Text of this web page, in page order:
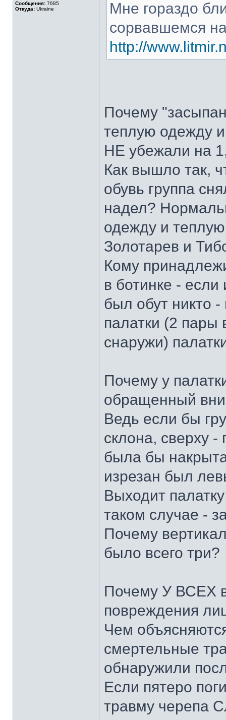
Сообщения: 7685
Откуда: Ukraine
Мне гораздо
сорвавшемся
http://
Почему
теплую одежду
НЕ убежали на
Как вышло так,
обувь группа
надел?
одежду и
Золотарев и
Кому
в ботинке - если
был обут никто
палатки (2 пары
снаружи)
Почему у
обращенный
Ведь если бы
склона, сверху
была бы
изрезан был
Выходит
таком случае -
Почему
было всего три?
Почему У ВСЕХ
повреждения
Чем
смертельные
обнаружили
Если пятеро
травму черепа